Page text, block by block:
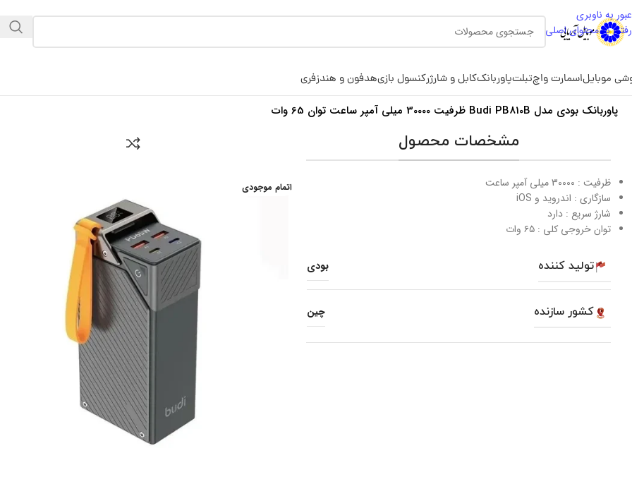
عبور به ناوبری
رفتن به محتوای اصلی
موبایلاسمارت واچتبلتپاوربانککابل و شارژرکنسول بازیهدفون و هندزفری
پاوربانک بودی مدل Budi PB810B ظرفیت 30000 میلی آمپر ساعت توان 65 وات
مشخصات محصول
ظرفیت : 30000 میلی آمپر ساعت
سازگاری : اندروید و iOS
شارژ سریع : دارد
توان خروجی کلی : ۶۵ وات
تولید کننده بودی
کشور سازنده چین
اتمام موجودی